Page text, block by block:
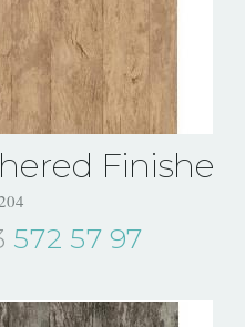
Finishes
572 57 97